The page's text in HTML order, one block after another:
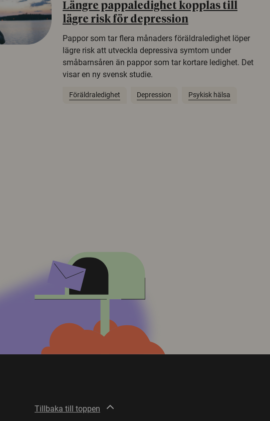
Längre pappaledighet kopplas till
lägre risk för depression
Pappor som tar flera månaders föräldraledighet löper
lägre risk att utveckla depressiva symtom under
småbarnsåren än pappor som tar kortare ledighet. Det
visar en ny svensk studie.
Föräldraledighet Depression Psykisk hälsa
Tillbaka till toppen